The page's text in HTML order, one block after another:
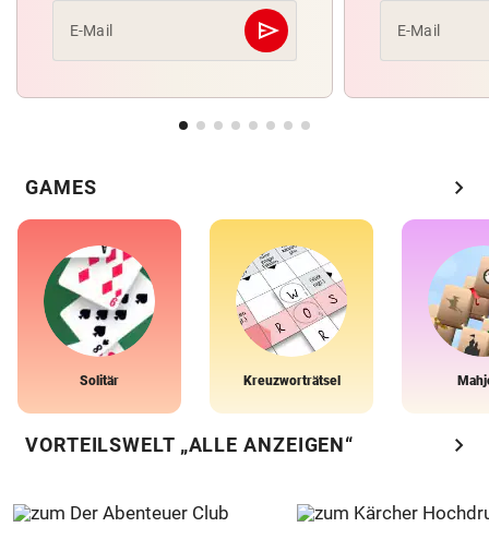
E-Mail send
Abschicken E-Mail
GAMES chevron_right
Solitär Kreuzworträtsel
VORTEILSWELT „ALLE ANZEIGEN“ chevron_right